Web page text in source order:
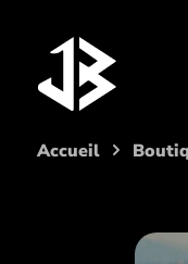
Accueil